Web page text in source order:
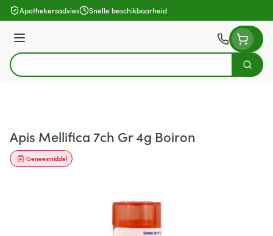
Ga naar de inhoud
Apothekersadvies Snelle beschikbaarheid
Menu
Product, merk, categorie...
Zoek
Apis Mellifica 7ch Gr 4g Boiron
Geneesmiddel